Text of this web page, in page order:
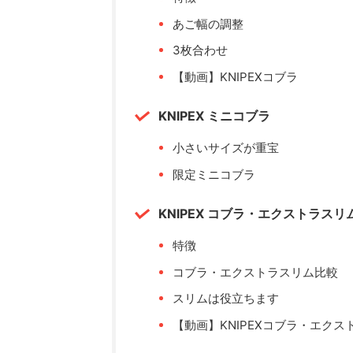
あご幅の調整
3枚合わせ
【動画】KNIPEXコブラ
KNIPEX ミニコブラ
小さいサイズが重宝
限定ミニコブラ
KNIPEX コブラ・エクストラスリ
特徴
コブラ・エクストラスリム比較
スリムは役立ちます
【動画】KNIPEXコブラ・エクス